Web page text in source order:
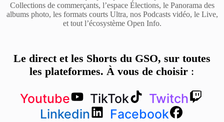
Collections de commerçants, l’espace Élections, le Panorama des
albums photo, les formats courts Ultra, nos Podcasts vidéo, le Live,
et tout l’écosystème Open Info.
Le direct et les Shorts du GSO, sur toutes
les plateformes. À vous de choisir :
Youtube TikTok
Twitch
Linkedin
Facebook